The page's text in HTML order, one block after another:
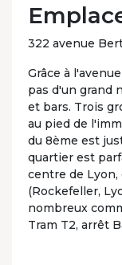
322 avenue
Grâce à
pas d'un grand
et bars. Trois
au pied de
du 8ème est
quartier est
centre de Lyon,
(Rockefeller,
nombreux
Tram T2, arrêt